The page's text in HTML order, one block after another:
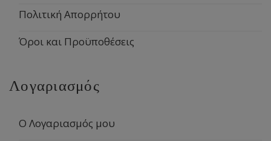
Πολιτική Απορρήτου
Όροι και Προϋποθέσεις
Λογαριασμός
Ο Λογαριασμός μου